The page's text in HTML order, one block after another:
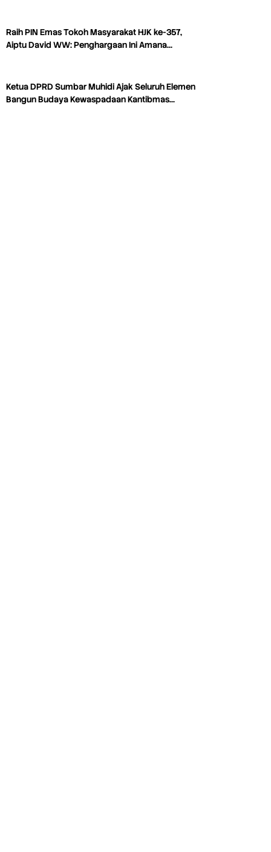
Raih PIN Emas Tokoh Masyarakat HJK ke-357,
Aiptu David WW: Penghargaan Ini Amana…
Ketua DPRD Sumbar Muhidi Ajak Seluruh Elemen
Bangun Budaya Kewaspadaan Kantibmas…